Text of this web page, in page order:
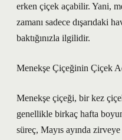
erken çiçek açabilir. Yani,
zamanı sadece dışarıdaki
baktığınızla ilgilidir.
Menekşe Çiçeğinin Çiçek
Menekşe çiçeği, bir kez
genellikle birkaç hafta
süreç, Mayıs ayında zirveye